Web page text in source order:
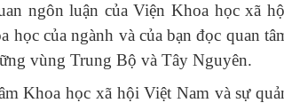
ngôn luận của Viện Khoa học xã
của ngành và của bạn đọc quan
vùng Trung Bộ và Tây Nguyên.
Khoa học xã hội Việt Nam và sự